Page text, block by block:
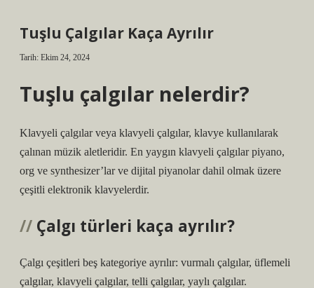
Tuşlu Çalgılar Kaça Ayrılır
Tarih: Ekim 24, 2024
Tuşlu çalgılar nelerdir?
Klavyeli çalgılar veya klavyeli çalgılar, klavye kullanılarak
çalınan müzik aletleridir. En yaygın klavyeli çalgılar piyano,
org ve synthesizer’lar ve dijital piyanolar dahil olmak üzere
çeşitli elektronik klavyelerdir.
Çalgı türleri kaça ayrılır?
Çalgı çeşitleri beş kategoriye ayrılır: vurmalı çalgılar, üflemeli
çalgılar, klavyeli çalgılar, telli çalgılar, yaylı çalgılar.